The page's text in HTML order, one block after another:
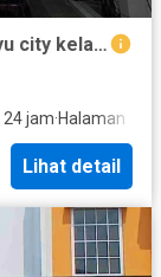
rumah siap huni di cluster eropa sedayu city kelapa gading jakarta utara
24 jam·Halaman
Lihat detail